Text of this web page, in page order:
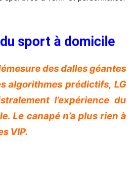
du sport à domicile
des dalles géantes
algorithmes prédictifs, LG
l’expérience du
Le canapé n’a plus rien à
VIP.